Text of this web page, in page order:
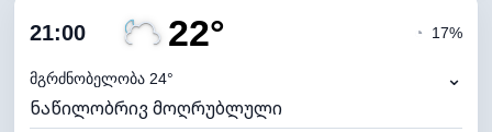
ღრუბლიანობა
ნამის წერტილი
ხილვადობა
10 კმ
21:00 22°
მგრძნობელობა 24°
◔ 17%
⌄
ნაწილობრივ მოღრუბლული